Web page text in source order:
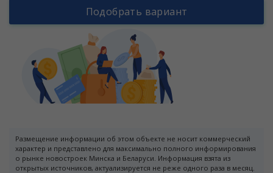
Подобрать вариант
Размещение информации об этом объекте не носит коммерческий
характер и представлено для максимально полного информирования
о рынке новостроек Минска и Беларуси. Информация взята из
открытых источников, актуализируется не реже одного раза в месяц.